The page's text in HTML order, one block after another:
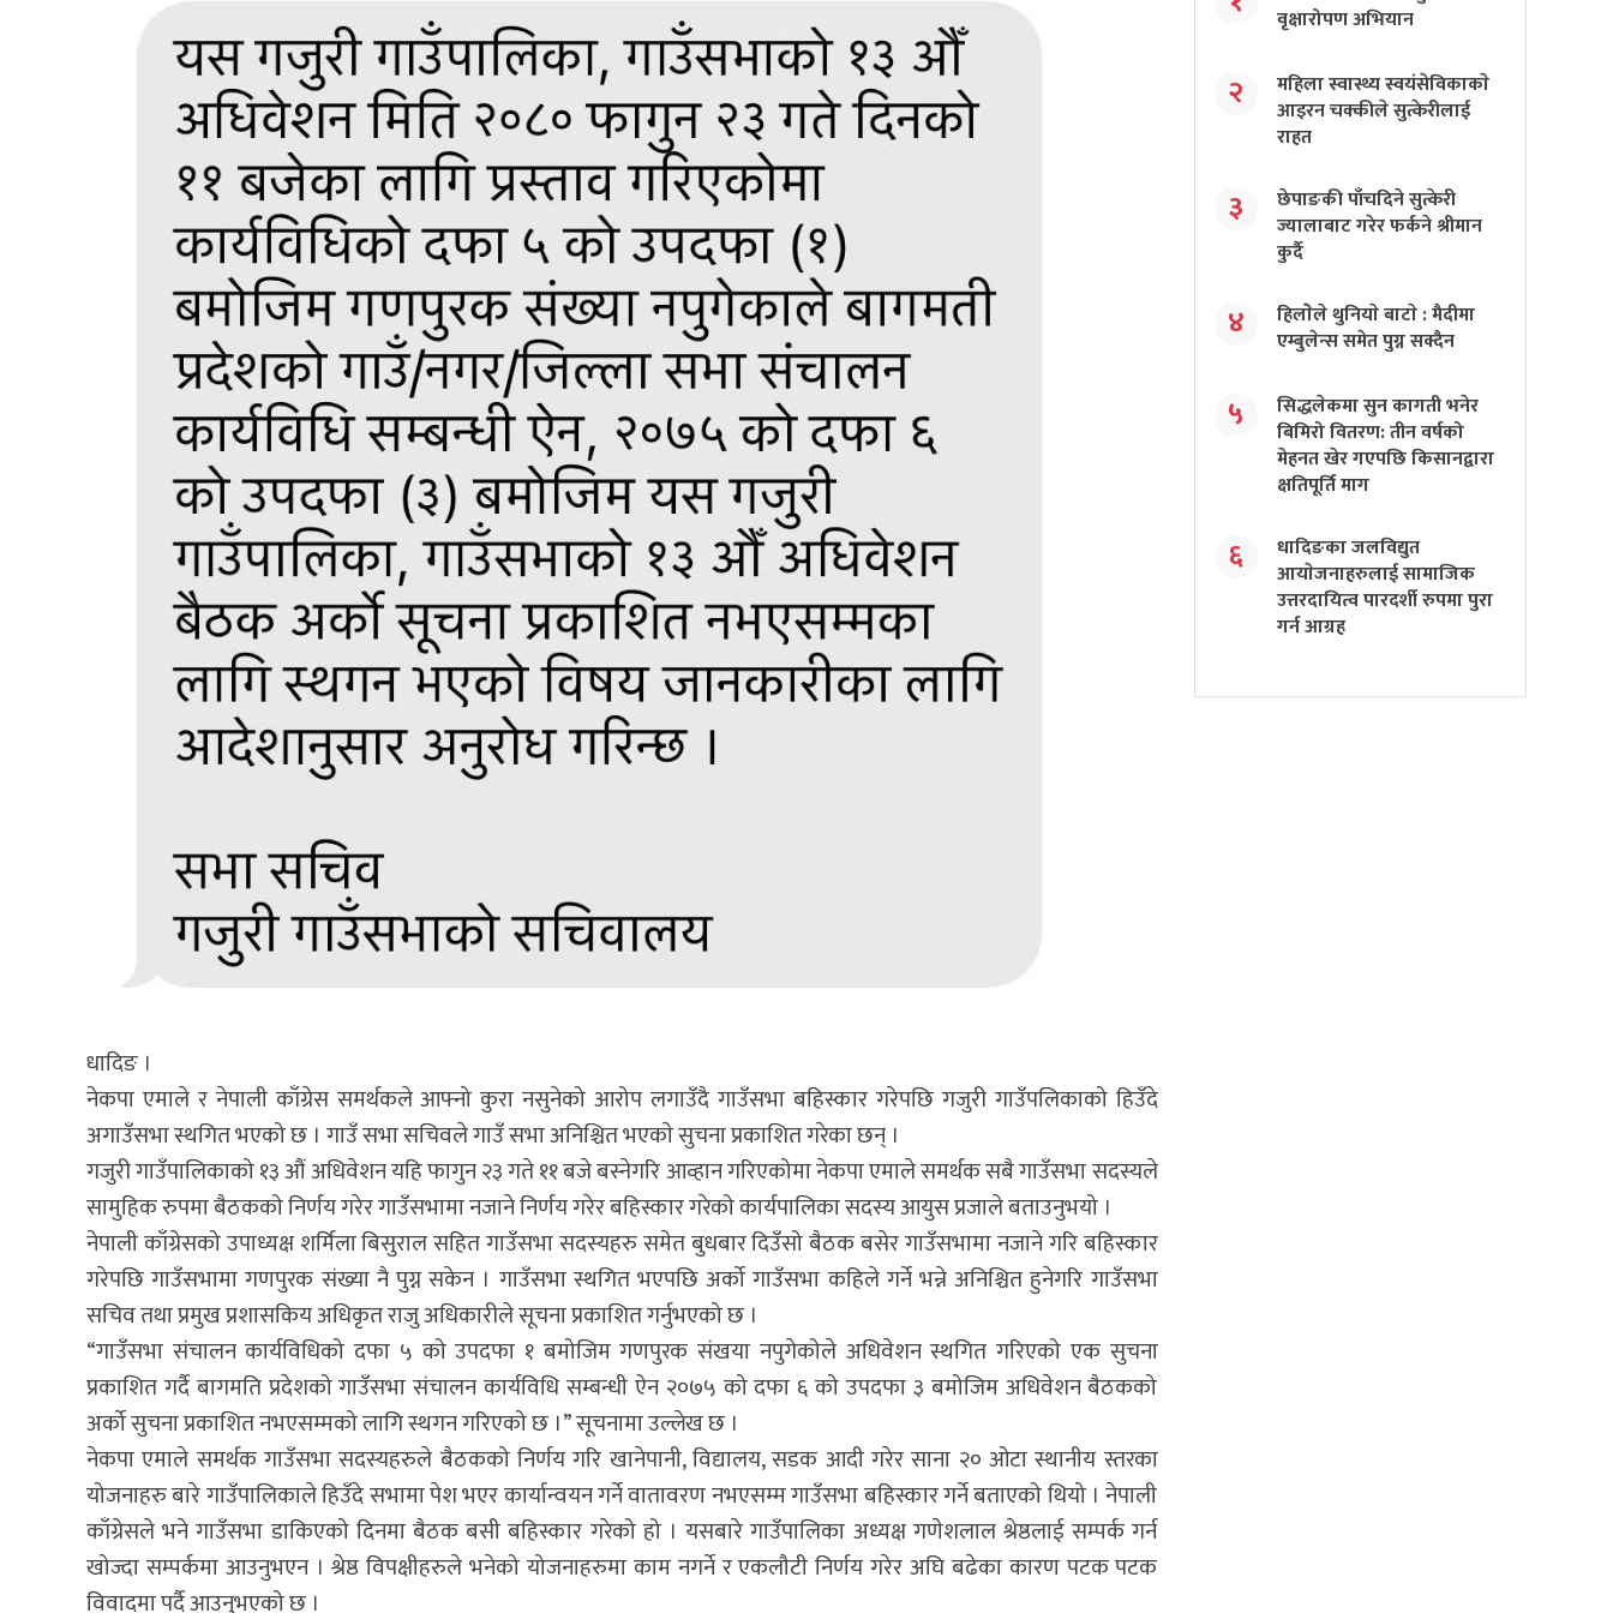
धादिङ ।
नेकपा एमाले र नेपाली काँग्रेस समर्थकले आफ्नो कुरा नसुनेको आरोप लगाउँदै गाउँसभा बहिस्कार गरेपछि गजुरी गाउँपलिकाको हिउँदे
अगाउँसभा स्थगित भएको छ । गाउँ सभा सचिवले गाउँ सभा अनिश्चित भएकाे सुचना प्रकाशित गरेका छन् ।
गजुरी गाउँपालिकाको १३ औं अधिवेशन यहि फागुन २३ गते ११ बजे बस्नेगरि आव्हान गरिएकोमा नेकपा एमाले समर्थक सबै गाउँसभा सदस्यले
सामुहिक रुपमा बैठकको निर्णय गरेर गाउँसभामा नजाने निर्णय गरेर बहिस्कार गरेको कार्यपालिका सदस्य आयुस प्रजाले बताउनुभयो ।
नेपाली काँग्रेसको उपाध्यक्ष शर्मिला बिसुराल सहित गाउँसभा सदस्यहरु समेत बुधबार दिउँसो बैठक बसेर गाउँसभामा नजाने गरि बहिस्कार
गरेपछि गाउँसभामा गणपुरक संख्या नै पुग्न सकेन । गाउँसभा स्थगित भएपछि अर्को गाउँसभा कहिले गर्ने भन्ने अनिश्चित हुनेगरि गाउँसभा
सचिव तथा प्रमुख प्रशासकिय अधिकृत राजु अधिकारीले सूचना प्रकाशित गर्नुभएको छ ।
“गाउँसभा संचालन कार्यविधिको दफा ५ को उपदफा १ बमोजिम गणपुरक संखया नपुगेकोले अधिवेशन स्थगित गरिएको एक सुचना
प्रकाशित गर्दै बागमति प्रदेशको गाउँसभा संचालन कार्यविधि सम्बन्धी ऐन २०७५ को दफा ६ को उपदफा ३ बमोजिम अधिवेशन बैठकको
अर्को सुचना प्रकाशित नभएसम्मको लागि स्थगन गरिएको छ ।” सूचनामा उल्लेख छ ।
नेकपा एमाले समर्थक गाउँसभा सदस्यहरुले बैठकको निर्णय गरि खानेपानी, विद्यालय, सडक आदी गरेर साना २० ओटा स्थानीय स्तरका
योजनाहरु बारे गाउँपालिकाले हिउँदे सभामा पेश भएर कार्यान्वयन गर्ने वातावरण नभएसम्म गाउँसभा बहिस्कार गर्ने बताएको थियो । नेपाली
काँग्रेसले भने गाउँसभा डाकिएको दिनमा बैठक बसी बहिस्कार गरेको हो । यसबारे गाउँपालिका अध्यक्ष गणेशलाल श्रेष्ठलाई सम्पर्क गर्न
खोज्दा सम्पर्कमा आउनुभएन । श्रेष्ठ विपक्षीहरुले भनेको योजनाहरुमा काम नगर्ने र एकलौटी निर्णय गरेर अघि बढेका कारण पटक पटक
विवादमा पर्दै आउनुभएको छ ।
वृक्षारोपण अभियान
२
महिला स्वास्थ्य स्वयंसेविकाकाे
आइरन चक्कीले सुत्केरीलाई
राहत
३
छेपाङकी पाँचदिने सुत्केरी
ज्यालाबाट गरेर फर्कने श्रीमान
कुर्दै
४
हिलाेेले थुनियाे बाटाे : मैदीमा
एम्बुलेन्स समेत पुग्न सक्दैन
५
सिद्धलेकमा सुन कागती भनेर
बिमिरो वितरण: तीन वर्षको
मेहनत खेर गएपछि किसानद्वारा
क्षतिपूर्ति माग
६
धादिङका जलविद्युत
आयाेजनाहरुलाई सामाजिक
उत्तरदायित्व पारदर्शी रुपमा पुरा
गर्न आग्रह